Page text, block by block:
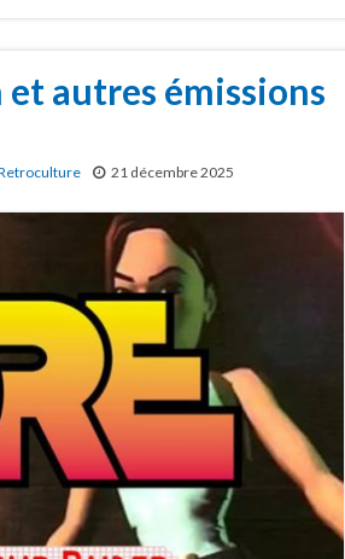
et autres émissions
21 décembre 2025